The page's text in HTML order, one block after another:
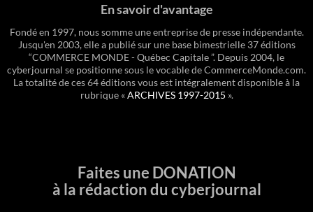
En savoir d'avantage
Fondé en 1997, nous somme une entreprise de presse indépendante.
Jusqu'en 2003, elle a publié sur une base bimestrielle 37 éditions
“COMMERCE MONDE - Québec Capitale ”. Depuis 2004, le
cyberjournal se positionne sous le vocable de CommerceMonde.com.
La totalité de ces 64 éditions vous est intégralement disponible à la
rubrique «ARCHIVES 1997-2015 ».
Faites une DONATION
à la rédaction du cyberjournal